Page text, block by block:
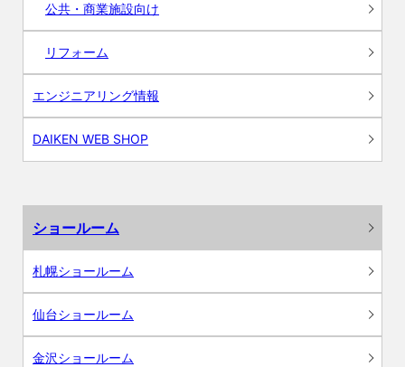
公共・商業施設向け
リフォーム
エンジニアリング情報
DAIKEN WEB SHOP
ショールーム
札幌ショールーム
仙台ショールーム
金沢ショールーム